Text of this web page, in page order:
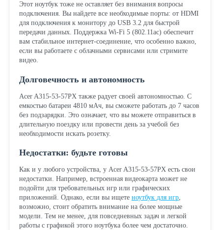
Этот ноутбук тоже не оставляет без внимания вопросы
подключения. Вы найдете все необходимые порты: от HDMI
для подключения к монитору до USB 3.2 для быстрой
передачи данных. Поддержка Wi-Fi 5 (802.11ac) обеспечит
вам стабильное интернет-соединение, что особенно важно,
если вы работаете с облачными сервисами или стримите
видео.
Долговечность и автономность
Acer A315-53-57PX также радует своей автономностью. С
емкостью батареи 4810 мАч, вы сможете работать до 7 часов
без подзарядки. Это означает, что вы можете отправиться в
длительную поездку или провести день за учебой без
необходимости искать розетку.
Недостатки: будьте готовы
Как и у любого устройства, у Acer A315-53-57PX есть свои
недостатки. Например, встроенная видеокарта может не
подойти для требовательных игр или графических
приложений. Однако, если вы ищете ноутбук для игр,
возможно, стоит обратить внимание на более мощные
модели. Тем не менее, для повседневных задач и легкой
работы с графикой этого ноутбука более чем достаточно.